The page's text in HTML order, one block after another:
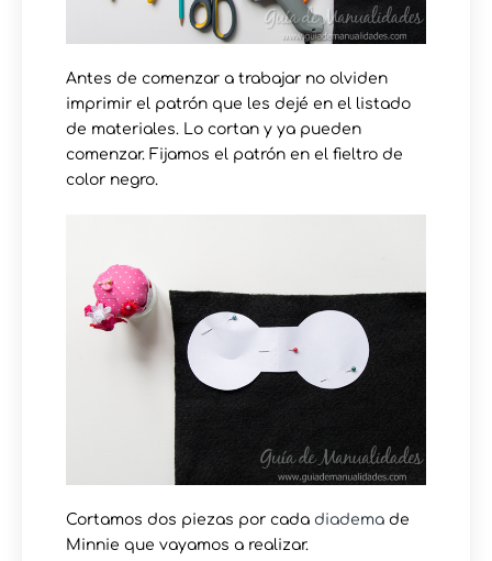
Antes de comenzar a trabajar no olviden
imprimir el patrón que les dejé en el listado
de materiales. Lo cortan y ya pueden
comenzar. Fijamos el patrón en el fieltro de
color negro.
Cortamos dos piezas por cada diadema de
Minnie que vayamos a realizar.